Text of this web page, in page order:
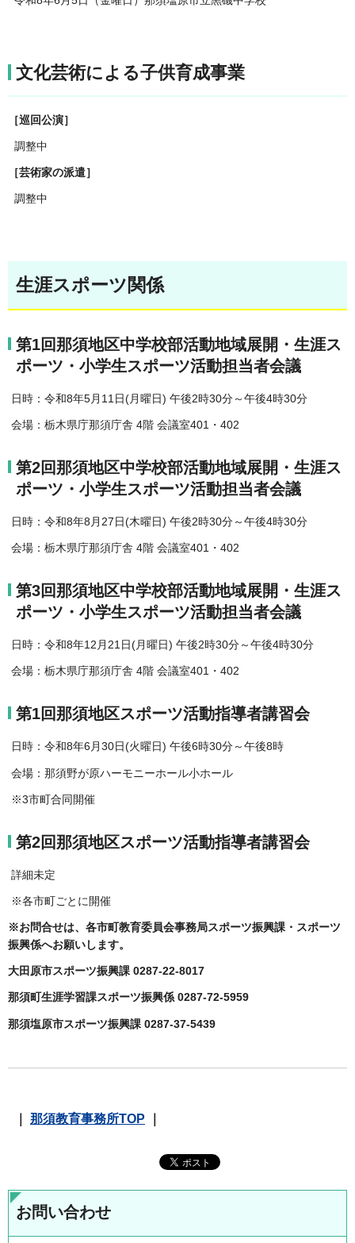
文化芸術による子供育成事業
［巡回公演］
調整中
［芸術家の派遣］
調整中
生涯スポーツ関係
第1回那須地区中学校部活動地域展開・生涯ス
ポーツ・小学生スポーツ活動担当者会議
日時：令和8年5月11日(月曜日) 午後2時30分～午後4時30分
会場：栃木県庁那須庁舎 4階 会議室401・402
第2回那須地区中学校部活動地域展開・生涯ス
ポーツ・小学生スポーツ活動担当者会議
日時：令和8年8月27日(木曜日) 午後2時30分～午後4時30分
会場：栃木県庁那須庁舎 4階 会議室401・402
第3回那須地区中学校部活動地域展開・生涯ス
ポーツ・小学生スポーツ活動担当者会議
日時：令和8年12月21日(月曜日) 午後2時30分～午後4時30分
会場：栃木県庁那須庁舎 4階 会議室401・402
第1回那須地区スポーツ活動指導者講習会
日時：令和8年6月30日(火曜日) 午後6時30分～午後8時
会場：那須野が原ハーモニーホール小ホール
※3市町合同開催
第2回那須地区スポーツ活動指導者講習会
詳細未定
※各市町ごとに開催
※お問合せは、各市町教育委員会事務局スポーツ振興課・スポーツ
振興係へお願いします。
大田原市スポーツ振興課 0287-22-8017
那須町生涯学習課スポーツ振興係 0287-72-5959
那須塩原市スポーツ振興課 0287-37-5439
那須教育事務所TOP
お問い合わせ